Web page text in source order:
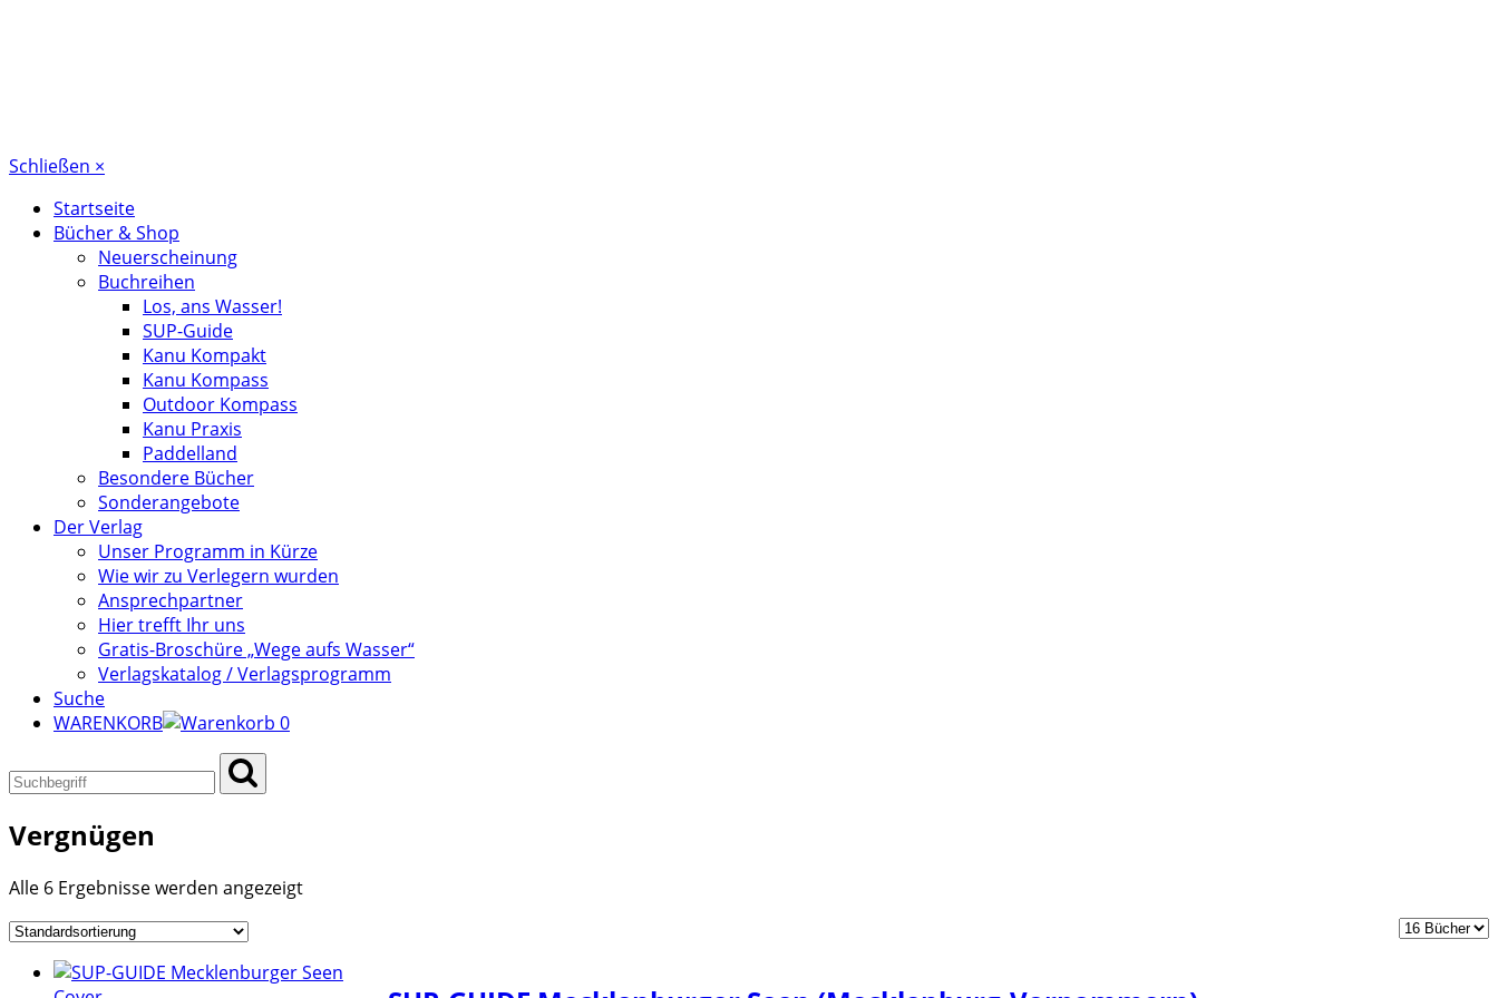
Schließen ×
Startseite
Bücher & Shop
Neuerscheinung
Buchreihen
Los, ans Wasser!
SUP-Guide
Kanu Kompakt
Kanu Kompass
Outdoor Kompass
Kanu Praxis
Paddelland
Besondere Bücher
Sonderangebote
Der Verlag
Unser Programm in Kürze
Wie wir zu Verlegern wurden
Ansprechpartner
Hier trefft Ihr uns
Gratis-Broschüre „Wege aufs Wasser“
Verlagskatalog / Verlagsprogramm
Suche
WARENKORB
0
Vergnügen
Alle 6 Ergebnisse werden angezeigt